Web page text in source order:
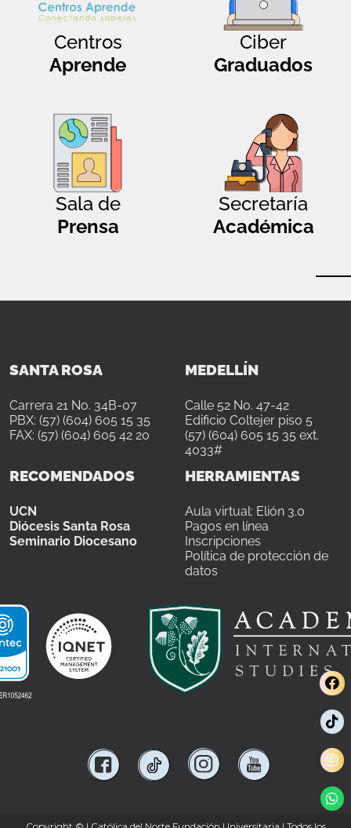
Centros
Aprende
Ciber
Graduados
Sala de
Prensa
Secretaría
Académica
SANTA ROSA
Carrera 21 No. 34B-07
PBX: (57) (604) 605 15 35
FAX: (57) (604) 605 42 20
MEDELLÍN
Calle 52 No. 47-42
Edificio Coltejer piso 5
(57) (604) 605 15 35 ext.
4033#
RECOMENDADOS
UCN
Diócesis Santa Rosa
Seminario Diocesano
HERRAMIENTAS
Aula virtual: Elión 3.0
Pagos en línea
Inscripciones
Política de protección de
datos